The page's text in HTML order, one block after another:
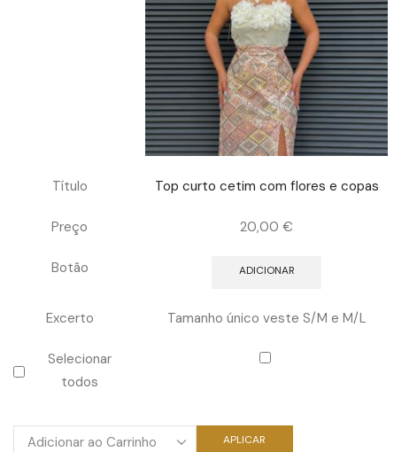
Título Top curto cetim com flores e copas
Preço 20,00 €
Botão ADICIONAR
Excerto Tamanho único veste S/M e M/L
Selecionar
todos
APLICAR